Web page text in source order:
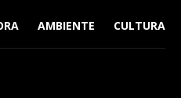
AMBIENTE CULTURA